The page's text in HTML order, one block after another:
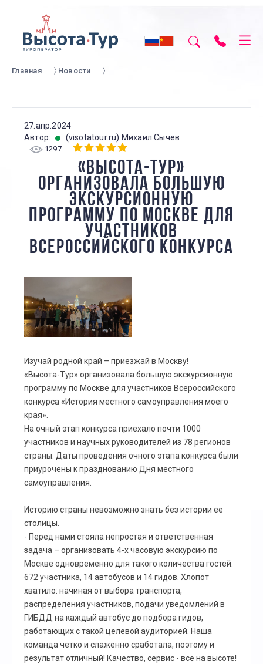
Главная Новости
27.апр.2024
Автор:
(visotatour.ru) Михаил Сычев
1297
«ВЫСОТА-ТУР»
ОРГАНИЗОВАЛА БОЛЬШУЮ
ЭКСКУРСИОННУЮ
ПРОГРАММУ ПО МОСКВЕ ДЛЯ
УЧАСТНИКОВ
ВСЕРОССИЙСКОГО КОНКУРСА
Изучай родной край – приезжай в Москву!
«Высота-Тур» организовала большую экскурсионную
программу по Москве для участников Всероссийского
конкурса «История местного самоуправления моего
края».
На очный этап конкурса приехало почти 1000
участников и научных руководителей из 78 регионов
страны. Даты проведения очного этапа конкурса были
приурочены к празднованию Дня местного
самоуправления.
Историю страны невозможно знать без истории ее
столицы.
- Перед нами стояла непростая и ответственная
задача – организовать 4-х часовую экскурсию по
Москве одновременно для такого количества гостей.
672 участника, 14 автобусов и 14 гидов. Хлопот
хватило: начиная от выбора транспорта,
распределения участников, подачи уведомлений в
ГИБДД на каждый автобус до подбора гидов,
работающих с такой целевой аудиторией. Наша
команда четко и слаженно сработала, поэтому и
результат отличный! Качество, сервис - все на высоте!